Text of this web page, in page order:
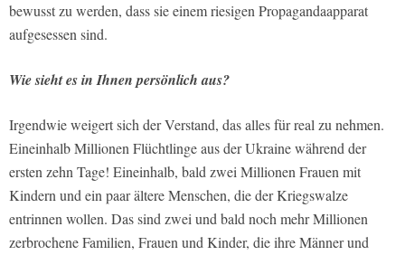
bewusst zu werden, dass sie einem riesigen Propagandaapparat
aufgesessen sind.
Wie sieht es in Ihnen persönlich aus?
Irgendwie weigert sich der Verstand, das alles für real zu nehmen.
Eineinhalb Millionen Flüchtlinge aus der Ukraine während der
ersten zehn Tage! Eineinhalb, bald zwei Millionen Frauen mit
Kindern und ein paar ältere Menschen, die der Kriegswalze
entrinnen wollen. Das sind zwei und bald noch mehr Millionen
zerbrochene Familien, Frauen und Kinder, die ihre Männer und